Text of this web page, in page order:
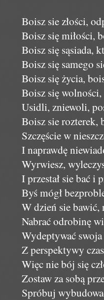
Boisz sie złości,
Boisz się miłości,
Boisz się sąsiada,
Boisz się samego
Boisz się życia,
Boisz się
Usidli, zniewoli,
Boisz sie
Szczęście w
I naprawdę
Wyrwiesz,
I przestał sie bać i
Byś mógł
W dzień sie bawić,
Nabrać odrobinę
Wydeptywać
Z perspektywy
Więc nie bój się
Zostaw za sobą
Spróbuj